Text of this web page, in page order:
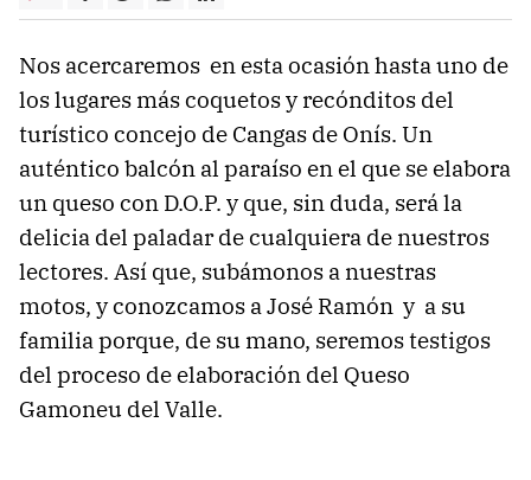
Nos acercaremos en esta ocasión hasta uno de
los lugares más coquetos y recónditos del
turístico concejo de Cangas de Onís. Un
auténtico balcón al paraíso en el que se elabora
un queso con D.O.P. y que, sin duda, será la
delicia del paladar de cualquiera de nuestros
lectores. Así que, subámonos a nuestras
motos, y conozcamos a José Ramón y a su
familia porque, de su mano, seremos testigos
del proceso de elaboración del Queso
Gamoneu del Valle.